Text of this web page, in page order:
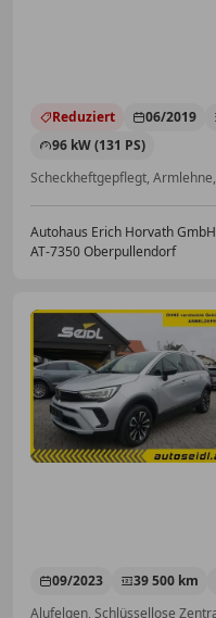
Reduziert 06/2019
96 kW (131 PS)
Autohaus Erich Horvath GmbH
AT-7350 Oberpullendorf
09/2023 39 500 km